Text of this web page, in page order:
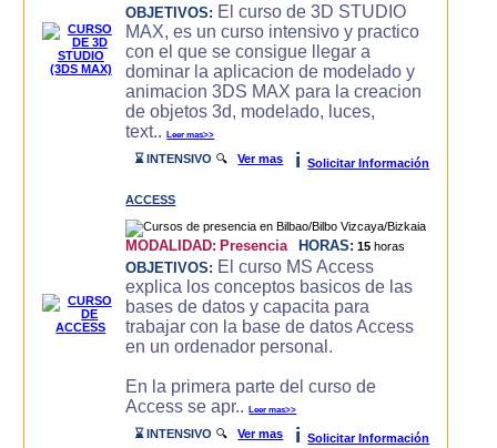
OBJETIVOS: El curso de 3D STUDIO
MAX, es un curso intensivo y practico
con el que se consigue llegar a
dominar la aplicacion de modelado y
animacion 3DS MAX para la creacion
de objetos 3d, modelado, luces,
text..Leer mas>>
⌛ INTENSIVO 🔍Ver mas i Solicitar Información
ACCESS
MODALIDAD: Presencia HORAS: 15 horas
OBJETIVOS: El curso MS Access
explica los conceptos basicos de las
bases de datos y capacita para
trabajar con la base de datos Access
en un ordenador personal.
En la primera parte del curso de
Access se apr..Leer mas>>
⌛ INTENSIVO 🔍Ver mas i Solicitar Información